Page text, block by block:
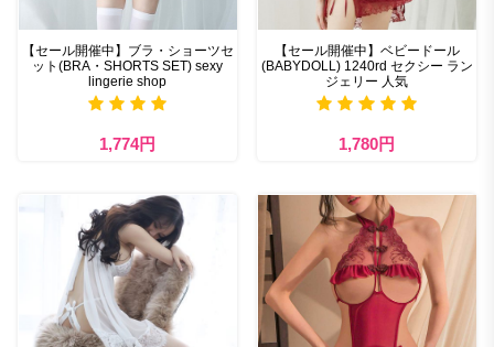
【セール開催中】ブラ・ショーツセ
ット(BRA・SHORTS SET) sexy
lingerie shop
1,774円
【セール開催中】ベビードール
(BABYDOLL) 1240rd セクシー ラン
ジェリー 人気
1,780円